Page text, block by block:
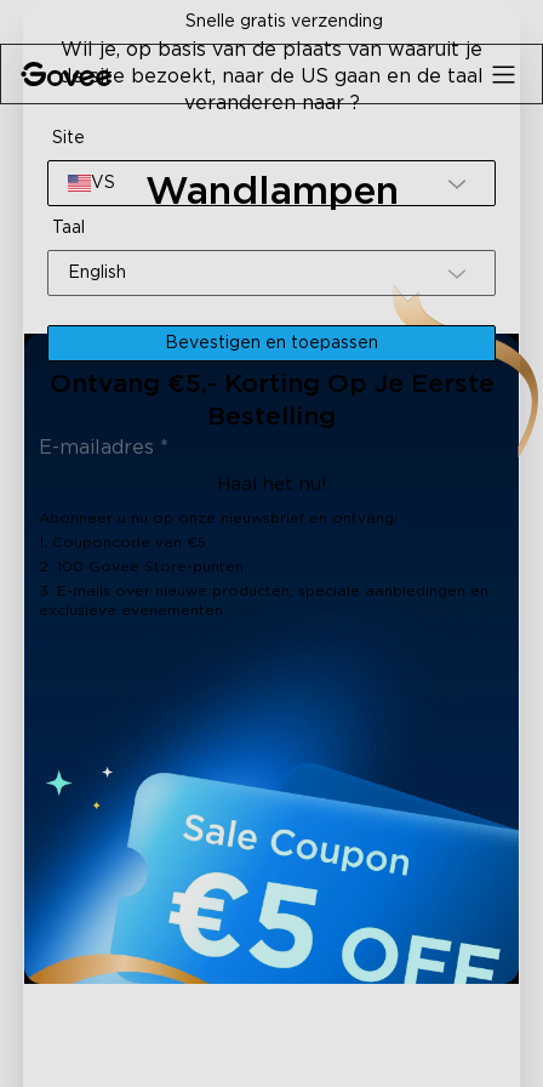
Snelle gratis verzending
Wandlampen
Wil je, op basis van de plaats van waaruit je
de site bezoekt, naar de US gaan en de taal
veranderen naar ?
Site
VS
Taal
English
Bevestigen en toepassen
close
Ontvang €5,- Korting Op Je Eerste
Bestelling
Haal het nu!
Abonneer u nu op onze nieuwsbrief en ontvang:
1. Couponcode van €5
2. 100 Govee Store-punten
3. E-mails over nieuwe producten, speciale aanbiedingen en
exclusieve evenementen